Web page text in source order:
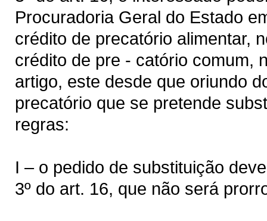
Procuradoria Geral do Estado
crédito de precatório alimentar,
crédito de pre - catório comum,
artigo, este desde que oriundo
precatório que se pretende
regras:
I – o pedido de substituição
3º do art. 16, que não será